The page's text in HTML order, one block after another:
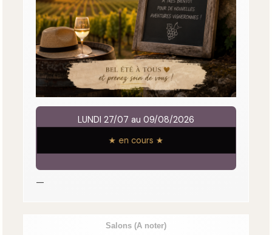
LUNDI 27/07 au 09/08/2026
★ en cours ★
—
Salons (A noter)